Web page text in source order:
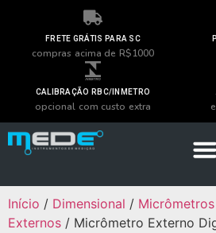
FRETE GRÁTIS PARA SC
compras acima de R$1000
CALIBRAÇÃO RBC/INMETRO
opcional com custo extra
Início / Dimensional / Micrômetros
Externos / Micrômetro Externo